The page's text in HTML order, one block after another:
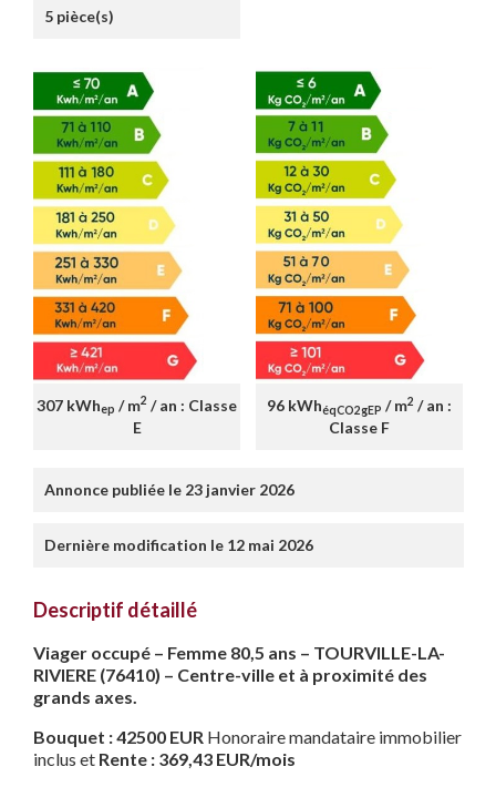
5 pièce(s)
307 kWhep / m2 / an : Classe
E
96 kWhéqCO2gEP / m2 / an :
Classe F
Annonce publiée le 23 janvier 2026
Dernière modification le 12 mai 2026
Descriptif détaillé
Viager occupé – Femme 80,5 ans – TOURVILLE-LA-
RIVIERE (76410) – Centre-ville et à proximité des
grands axes.
Bouquet : 42500 EUR Honoraire mandataire immobilier
inclus et Rente : 369,43 EUR/mois